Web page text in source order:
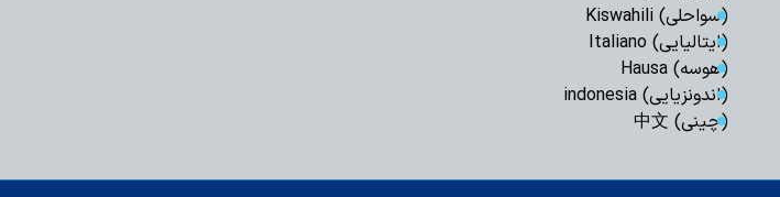
عقب‌نشینی دشمن و حفظ عزت و اقتدار…
همبستگی ملی، حیاتی‌ترین ضرورت امروز
(سواحلی) Kiswahili
(ایتالیایی) Italiano
(هوسه) Hausa
(اندونزیایی) indonesia
(چینی) 中文